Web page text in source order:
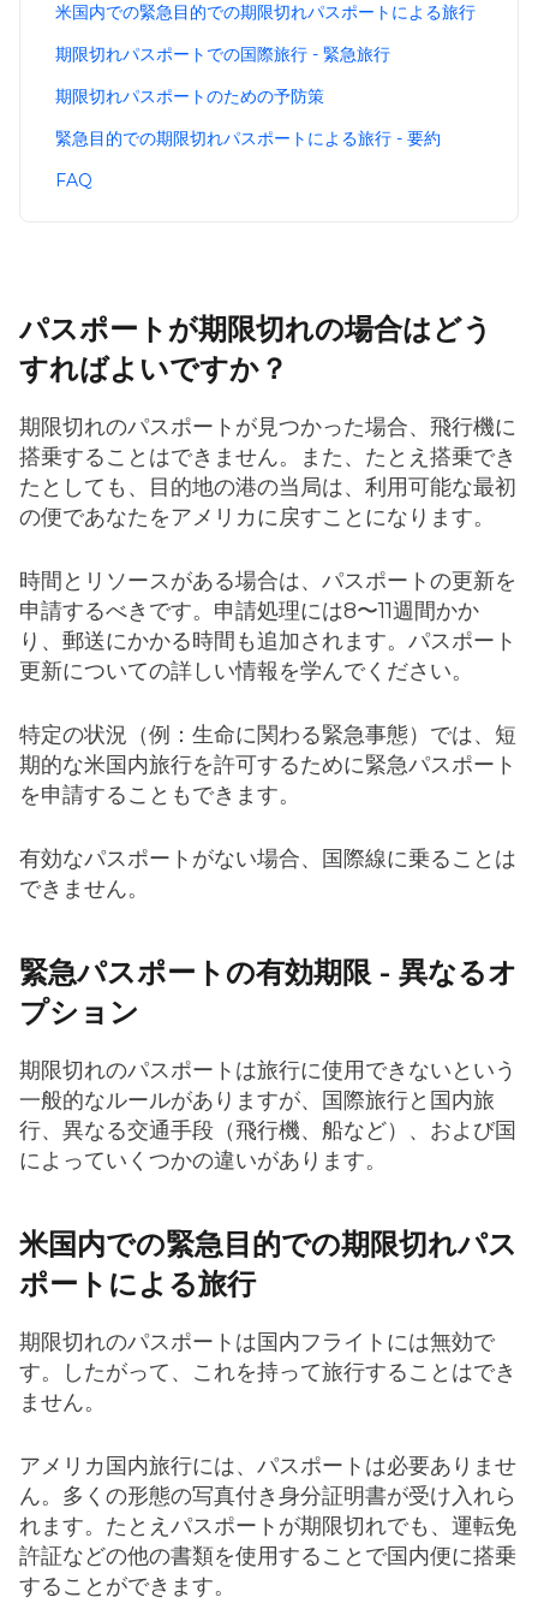
米国内での緊急目的での期限切れパスポートによる旅行
期限切れパスポートでの国際旅行 - 緊急旅行
期限切れパスポートのための予防策
緊急目的での期限切れパスポートによる旅行 - 要約
FAQ
パスポートが期限切れの場合はどう
すればよいですか？
期限切れのパスポートが見つかった場合、飛行機に
搭乗することはできません。また、たとえ搭乗でき
たとしても、目的地の港の当局は、利用可能な最初
の便であなたをアメリカに戻すことになります。
時間とリソースがある場合は、パスポートの更新を
申請するべきです。申請処理には8〜11週間かか
り、郵送にかかる時間も追加されます。パスポート
更新についての詳しい情報を学んでください。
特定の状況（例：生命に関わる緊急事態）では、短
期的な米国内旅行を許可するために緊急パスポート
を申請することもできます。
有効なパスポートがない場合、国際線に乗ることは
できません。
緊急パスポートの有効期限 - 異なるオ
プション
期限切れのパスポートは旅行に使用できないという
一般的なルールがありますが、国際旅行と国内旅
行、異なる交通手段（飛行機、船など）、および国
によっていくつかの違いがあります。
米国内での緊急目的での期限切れパス
ポートによる旅行
期限切れのパスポートは国内フライトには無効で
す。したがって、これを持って旅行することはでき
ません。
アメリカ国内旅行には、パスポートは必要ありませ
ん。多くの形態の写真付き身分証明書が受け入れら
れます。たとえパスポートが期限切れでも、運転免
許証などの他の書類を使用することで国内便に搭乗
することができます。